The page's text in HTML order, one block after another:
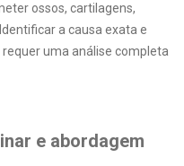
ossos, cartilagens,
a causa exata e
uma análise completa
e abordagem